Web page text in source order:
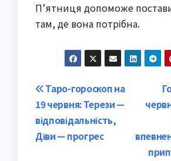
П’ятниця допоможе
там, де вона потрібна.
Post
navigation
Таро-гороскоп на
19 червня: Терези —
відповідальність,
Діви — прогрес